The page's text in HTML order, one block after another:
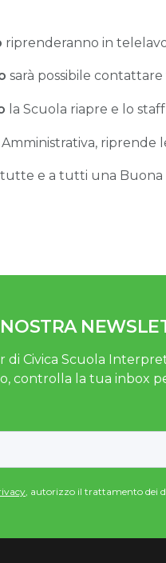
riprenderanno in
sarà possibile
la Scuola riapre e lo
riprende
e a tutti una Buona
di Civica Scuola
controlla la tua inbox
, autorizzo il trattamento dei